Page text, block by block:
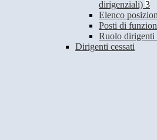
dirigenziali) 3
Elenco
Posti di
Ruolo dirigenti
Dirigenti cessati